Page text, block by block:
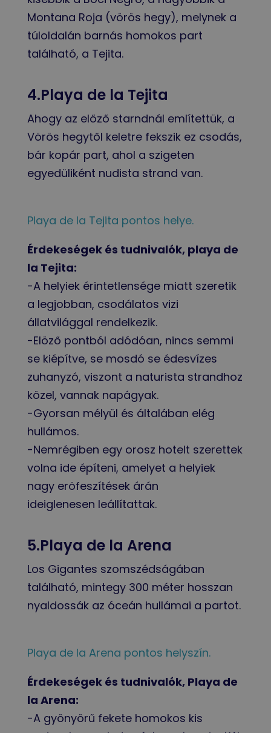
Montana Roja (vörös hegy), melynek a
túloldalán barnás homokos part
található, a Tejita.
4.Playa de la Tejita
Ahogy az előző starndnál említettük, a
Vörös hegytől keletre fekszik ez csodás,
bár kopár part, ahol a szigeten
egyedüliként nudista strand van.
Playa de la Tejita pontos helye.
Érdekeségek és tudnivalók, playa de
la Tejita:
-A helyiek érintetlensége miatt szeretik
a legjobban, csodálatos vizi
állatvilággal rendelkezik.
-Elöző pontból adódóan, nincs semmi
se kiépítve, se mosdó se édesvízes
zuhanyzó, viszont a naturista strandhoz
közel, vannak napágyak.
-Gyorsan mélyül és általában elég
hullámos.
-Nemrégiben egy orosz hotelt szerettek
volna ide építeni, amelyet a helyiek
nagy eröfeszítések árán
ideiglenesen leállítattak.
5.Playa de la Arena
Los Gigantes szomszédságában
található, mintegy 300 méter hosszan
nyaldossák az óceán hullámai a partot.
Playa de la Arena pontos helyszín.
Érdekeségek és tudnivalók, Playa de
la Arena:
-A gyönyörű fekete homokos kis